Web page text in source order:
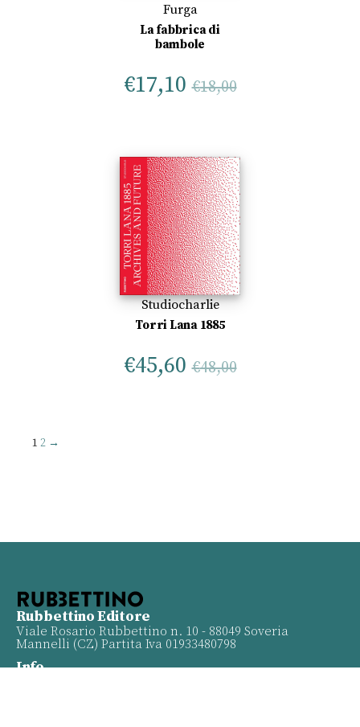
Furga
La fabbrica di
bambole
€17,10 €18,00
Studiocharlie
Torri Lana 1885
€45,60 €48,00
1 2 →
Rubbettino Editore
Viale Rosario Rubbettino n. 10 - 88049 Soveria
Mannelli (CZ) Partita Iva 01933480798
Info